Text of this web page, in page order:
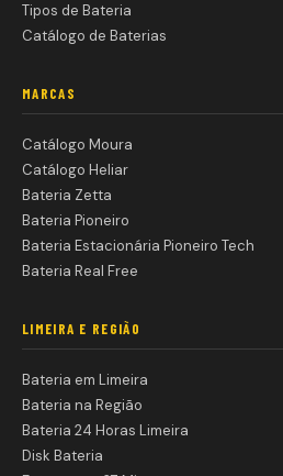
Tipos de Bateria
Catálogo de Baterias
MARCAS
Catálogo Moura
Catálogo Heliar
Bateria Zetta
Bateria Pioneiro
Bateria Estacionária Pioneiro Tech
Bateria Real Free
LIMEIRA E REGIÃO
Bateria em Limeira
Bateria na Região
Bateria 24 Horas Limeira
Disk Bateria